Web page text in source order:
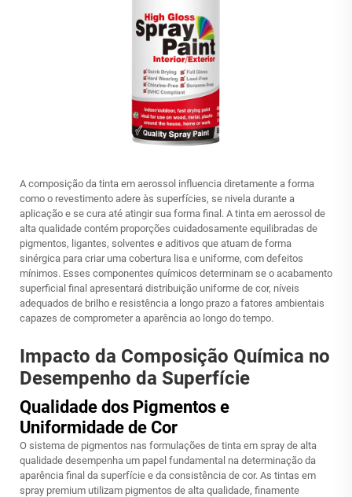
A composição da tinta em aerossol influencia diretamente a forma
como o revestimento adere às superfícies, se nivela durante a
aplicação e se cura até atingir sua forma final. A tinta em aerossol de
alta qualidade contém proporções cuidadosamente equilibradas de
pigmentos, ligantes, solventes e aditivos que atuam de forma
sinérgica para criar uma cobertura lisa e uniforme, com defeitos
mínimos. Esses componentes químicos determinam se o acabamento
superficial final apresentará distribuição uniforme de cor, níveis
adequados de brilho e resistência a longo prazo a fatores ambientais
capazes de comprometer a aparência ao longo do tempo.
Impacto da Composição Química no
Desempenho da Superfície
Qualidade dos Pigmentos e
Uniformidade de Cor
O sistema de pigmentos nas formulações de tinta em spray de alta
qualidade desempenha um papel fundamental na determinação da
aparência final da superfície e da consistência de cor. As tintas em
spray premium utilizam pigmentos de alta qualidade, finamente